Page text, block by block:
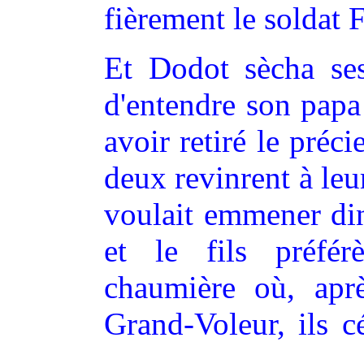
fièrement le soldat
Et Dodot sècha
d'entendre son
avoir retiré le
deux revinrent à
voulait emmener
et le fils
chaumière où,
Grand-Voleur, ils